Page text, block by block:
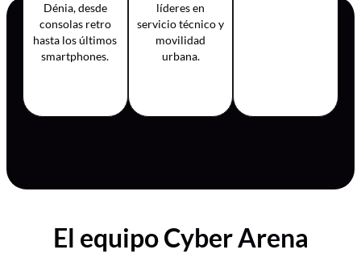
Dénia, desde
consolas retro
hasta los últimos
smartphones.
líderes en
servicio técnico y
movilidad
urbana.
El equipo Cyber Arena